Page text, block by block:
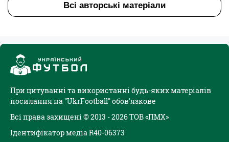
Всі авторські матеріали
При цитуванні та використанні будь-яких матеріалів
посилання на "UkrFootball" обов'язкове
Всі права захищені © 2013 - 2026 ТОВ «ПМХ»
Ідентифікатор медіа R40-06373